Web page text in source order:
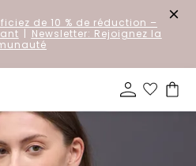
de 10 % de réduction –
| Newsletter: Rejoignez la